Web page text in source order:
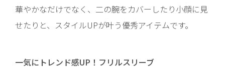
華やかなだけでなく、二の腕をカバーしたり小顔に見
せたりと、スタイルUPが叶う優秀アイテムです。
一気にトレンド感UP！フリルスリーブ